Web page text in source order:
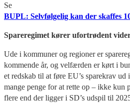
Se
BUPL: Selvfølgelig kan der skaffes
Spareregimet kører ufortrødent
Ude i kommuner og regioner er
kommende år, og velfærden er kørt i
et redskab til at føre EU’s sparekrav
mange penge for at rette op – ikke kun
flere end der ligger i SD’s udspil til